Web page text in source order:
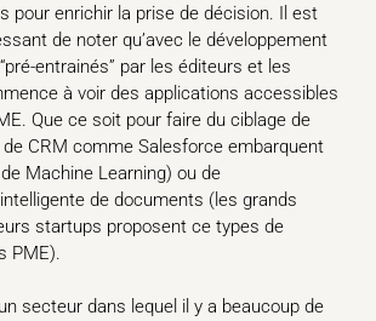
pour enrichir la prise de décision. Il est
de noter qu’avec le développement
entrainés” par les éditeurs et les
à voir des applications accessibles
Que ce soit pour faire du ciblage de
CRM comme Salesforce embarquent
Machine Learning) ou de
de documents (les grands
startups proposent ce types de
PME).
secteur dans lequel il y a beaucoup de